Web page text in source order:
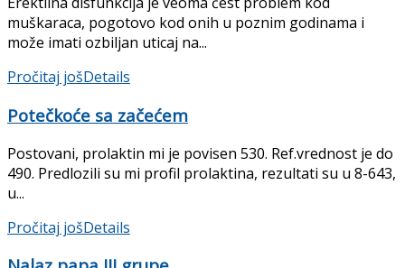
muškaraca, pogotovo kod onih u poznim godinama i
može imati ozbiljan uticaj na...
Pročitaj jošDetails
Potečkoće sa začećem
Postovani, prolaktin mi je povisen 530. Ref.vrednost je do
490. Predlozili su mi profil prolaktina, rezultati su u 8-643,
u...
Pročitaj jošDetails